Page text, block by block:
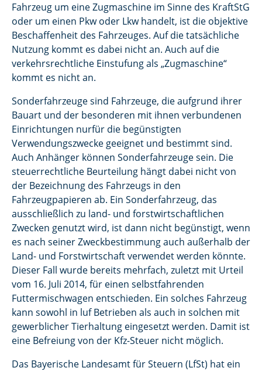
Fahrzeug um eine Zugmaschine im Sinne des KraftStG
oder um einen Pkw oder Lkw handelt, ist die objektive
Beschaffenheit des Fahrzeuges. Auf die tatsächliche
Nutzung kommt es dabei nicht an. Auch auf die
verkehrsrechtliche Einstufung als „Zugmaschine“
kommt es nicht an.
Sonderfahrzeuge sind Fahrzeuge, die aufgrund ihrer
Bauart und der besonderen mit ihnen verbundenen
Einrichtungen nurfür die begünstigten
Verwendungszwecke geeignet und bestimmt sind.
Auch Anhänger können Sonderfahrzeuge sein. Die
steuerrechtliche Beurteilung hängt dabei nicht von
der Bezeichnung des Fahrzeugs in den
Fahrzeugpapieren ab. Ein Sonderfahrzeug, das
ausschließlich zu land- und forstwirtschaftlichen
Zwecken genutzt wird, ist dann nicht begünstigt, wenn
es nach seiner Zweckbestimmung auch außerhalb der
Land- und Forstwirtschaft verwendet werden könnte.
Dieser Fall wurde bereits mehrfach, zuletzt mit Urteil
vom 16. Juli 2014, für einen selbstfahrenden
Futtermischwagen entschieden. Ein solches Fahrzeug
kann sowohl in luf Betrieben als auch in solchen mit
gewerblicher Tierhaltung eingesetzt werden. Damit ist
eine Befreiung von der Kfz-Steuer nicht möglich.
Das Bayerische Landesamt für Steuern (LfSt) hat ein